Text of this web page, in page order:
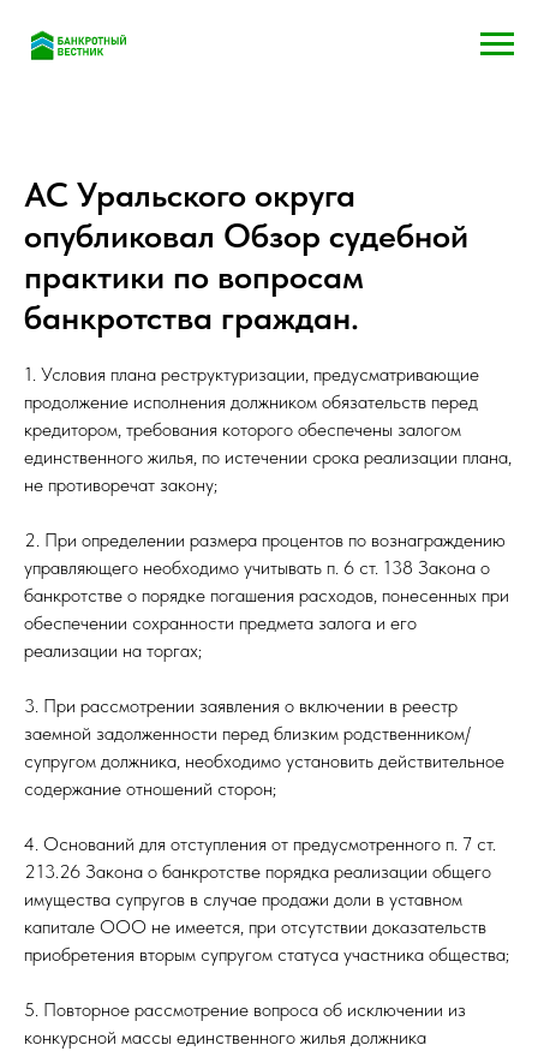
АС Уральского округа
опубликовал Обзор судебной
практики по вопросам
банкротства граждан.
1. Условия плана реструктуризации, предусматривающие
продолжение исполнения должником обязательств перед
кредитором, требования которого обеспечены залогом
единственного жилья, по истечении срока реализации плана,
не противоречат закону;
2. При определении размера процентов по вознаграждению
управляющего необходимо учитывать п. 6 ст. 138 Закона о
банкротстве о порядке погашения расходов, понесенных при
обеспечении сохранности предмета залога и его
реализации на торгах;
3. При рассмотрении заявления о включении в реестр
заемной задолженности перед близким родственником/
супругом должника, необходимо установить действительное
содержание отношений сторон;
4. Оснований для отступления от предусмотренного п. 7 ст.
213.26 Закона о банкротстве порядка реализации общего
имущества супругов в случае продажи доли в уставном
капитале ООО не имеется, при отсутствии доказательств
приобретения вторым супругом статуса участника общества;
5. Повторное рассмотрение вопроса об исключении из
конкурсной массы единственного жилья должника